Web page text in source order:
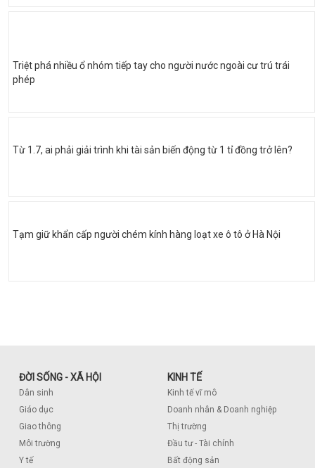
Triệt phá nhiều ổ nhóm tiếp tay cho người nước ngoài cư trú trái
phép
Từ 1.7, ai phải giải trình khi tài sản biến động từ 1 tỉ đồng trở lên?
Tạm giữ khẩn cấp người chém kính hàng loạt xe ô tô ở Hà Nội
ĐỜI SỐNG - XÃ HỘI
Dân sinh
Giáo dục
Giao thông
Môi trường
Y tế
KINH TẾ
Kinh tế vĩ mô
Doanh nhân & Doanh nghiệp
Thị trường
Đầu tư - Tài chính
Bất động sản